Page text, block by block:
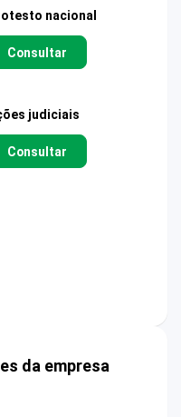
nacional
Consultar
judiciais
Consultar
da empresa